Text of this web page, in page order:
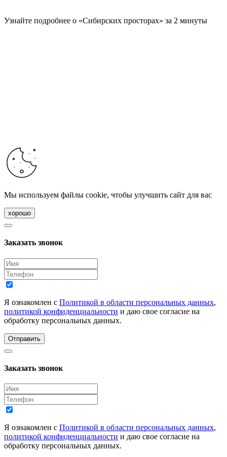
Узнайте подробнее о «Сибирских просторах» за 2 минуты
Мы используем файлы cookie, чтобы улучшить сайт для вас
хорошо
Заказать звонок
Я ознакомлен с Политикой в области персональных данных,
политикой конфиденциальности и даю свое согласие на
обработку персональных данных.
Отправить
Заказать звонок
Я ознакомлен с Политикой в области персональных данных,
политикой конфиденциальности и даю свое согласие на
обработку персональных данных.